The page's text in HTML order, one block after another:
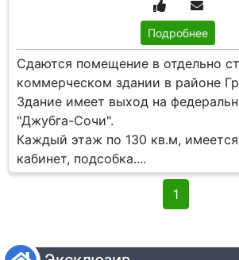
Подробнее
Сдаются помещение в отдельно
коммерческом здании в районе
Здание имеет выход на
"Джубга-Сочи".
Каждый этаж по 130 кв.м,
кабинет, подсобка....
1